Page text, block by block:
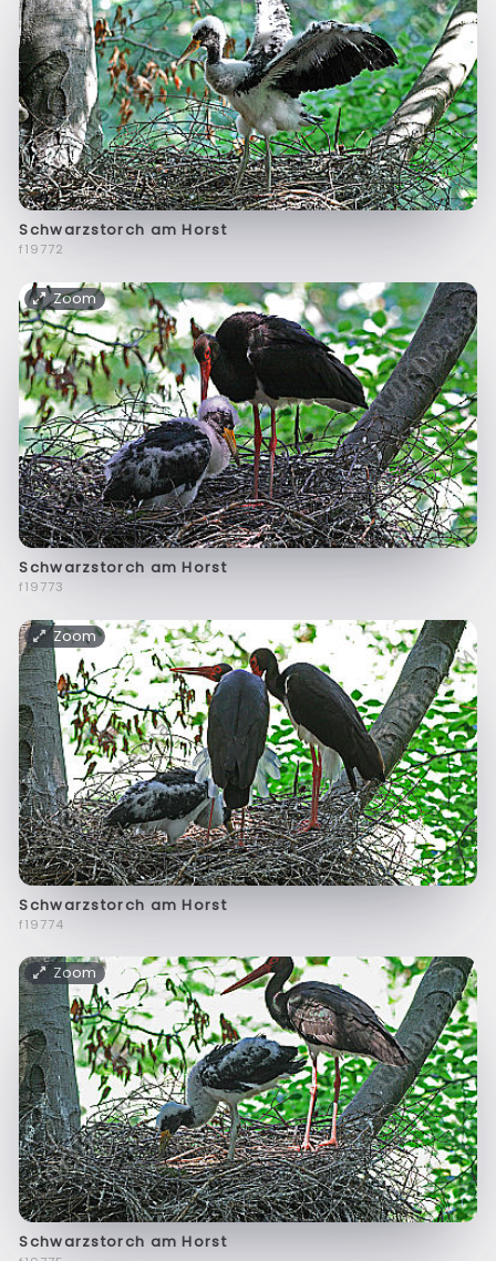
Schwarzstorch am Horst
f19772
Zoom
Schwarzstorch am Horst
f19773
Zoom
Schwarzstorch am Horst
f19774
Zoom
Schwarzstorch am Horst